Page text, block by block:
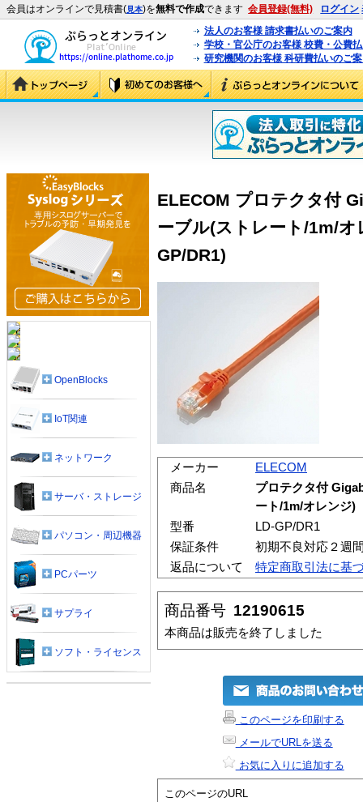
会員はオンラインで見積書(見本)を無料で作成できます 会員登録(無料) ログイン
法人のお客様 請求書払いのご案内
学校・官公庁のお客様 校費・公費
研究機関のお客様 科研費払いのご
ELECOM プロテクタ付
ーブル(ストレート/1m/
GP/DR1)
メーカー
ELECOM
商品名
プロテクタ付
ート/1m/オレンジ
型番
LD-GP/DR1
保証条件
初期不良対応２週
返品について
特定商取引法に基
商品番号 12190615
本商品は販売を終了しました
このページを印刷する
メールでURLを送る
お気に入りに追加する
このページのURL
OpenBlocks
IoT関連
ネットワーク
サーバ・ストレージ
パソコン・周辺機器
PCパーツ
サプライ
ソフト・ライセンス